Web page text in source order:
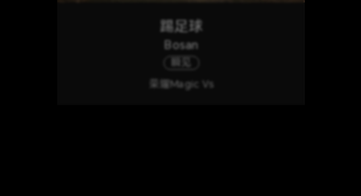
踢足球
Bosan
荣耀Magic Vs